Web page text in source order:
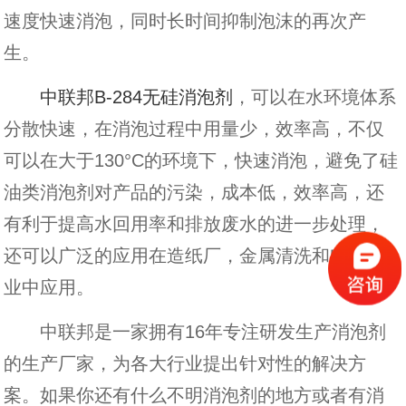
速度快速消泡，同时长时间抑制泡沫的再次产
生。
中联邦B-284无硅消泡剂
，可以在水环境体系
分散快速，在消泡过程中用量少，效率高，不仅
可以在大于130°C的环境下，快速消泡，避免了硅
油类消泡剂对产品的污染，成本低，效率高，还
有利于提高水回用率和排放废水的进一步处理，
还可以广泛的应用在造纸厂，金属清洗和电镀行
业中应用。
中联邦是一家拥有16年专注研发生产消泡剂
的生产厂家，为各大行业提出针对性的解决方
案。如果你还有什么不明消泡剂的地方或者有消